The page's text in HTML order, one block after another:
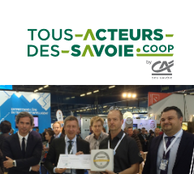
contenu
principal